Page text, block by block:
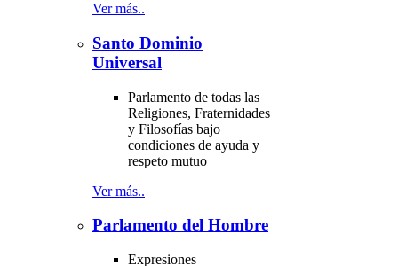
Ver más..
Santo Dominio
Universal
Parlamento de todas las
Religiones, Fraternidades
y Filosofías bajo
condiciones de ayuda y
respeto mutuo
Ver más..
Parlamento del Hombre
Expresiones